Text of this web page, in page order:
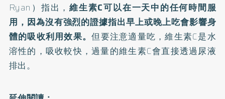
Ryan）指出，維生素C可以在一天中的任何時間服
用，因為沒有強烈的證據指出早上或晚上吃會影響身
體的吸收利用效果。但要注意適量吃，維生素C是水
溶性的，吸收較快，過量的維生素C會直接透過尿液
排出。